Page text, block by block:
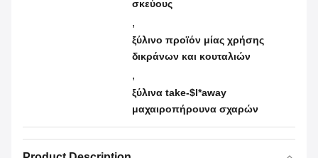
σκεύους
,
ξύλινο προϊόν μίας χρήσης
δικράνων και κουταλιών
,
ξύλινα take-$l*away
μαχαιροπήρουνα σχαρών